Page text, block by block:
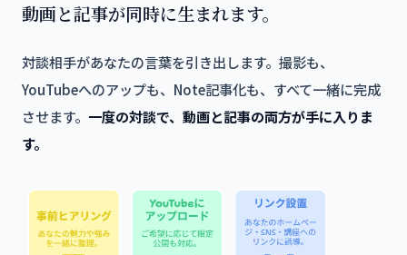
動画と記事が同時に生まれます。
対談相手があなたの言葉を引き出します。撮影も、
YouTubeへのアップも、Note記事化も、すべて一緒に完成
させます。 一度の対談で、動画と記事の両方が手に入りま
す。